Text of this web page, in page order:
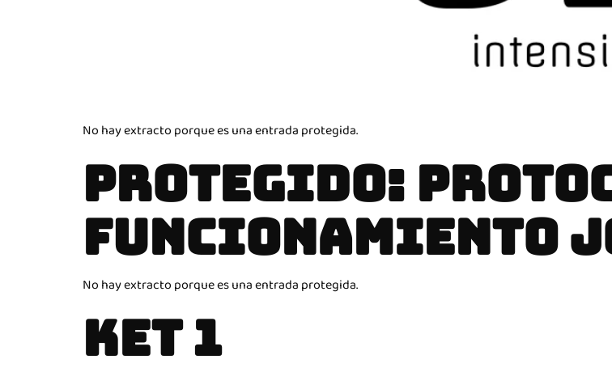
No hay extracto porque es una entrada protegida.
PROTEGIDO:
FUNCIONAMIENTO
No hay extracto porque es una entrada protegida.
KET 1